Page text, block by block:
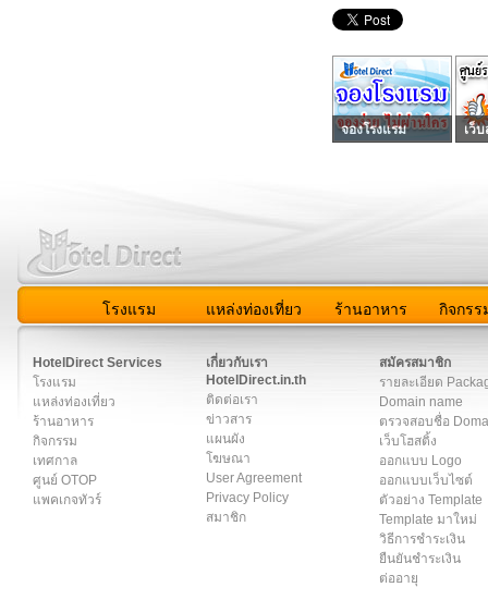
จองโรงแรม เว็
โรงแรม แหล่งท่องเที่ยว ร้านอาหาร กิจกรร
HotelDirect Services
โรงแรม
แหล่งท่องเที่ยว
ร้านอาหาร
กิจกรรม
เทศกาล
ศูนย์ OTOP
แพคเกจทัวร์
เกี่ยวกับเรา
HotelDirect.in.th
ติดต่อเรา
ข่าวสาร
แผนผัง
โฆษณา
User Agreement
Privacy Policy
สมาชิก
สมัครสมาชิก
รายละเอียด
Domain name
ตรวจสอบชื่อ
เว็บโฮสติ้ง
ออกแบบ Logo
ออกแบบเว็บไซต์
ตัวอย่าง Template
Template มาใหม่
วิธีการชำระเงิน
ยืนยันชำระเงิน
ต่ออายุ